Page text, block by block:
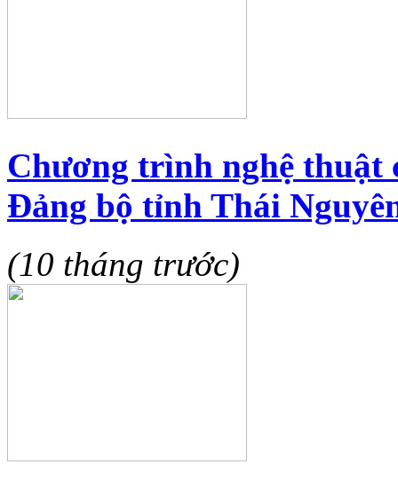
Chương trình nghệ thuật
Đảng bộ tỉnh Thái
(10 tháng trước)